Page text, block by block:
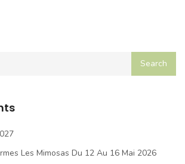
Les Mimosas Du 12 Au 16 Mai 2026